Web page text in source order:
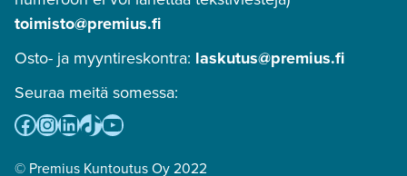
toimisto@premius.fi
Osto- ja myyntireskontra: laskutus@premius.fi
Seuraa meitä somessa:
Facebook
Instagram
LinkedIn
TikTok
YouTube
© Premius Kuntoutus Oy 2022